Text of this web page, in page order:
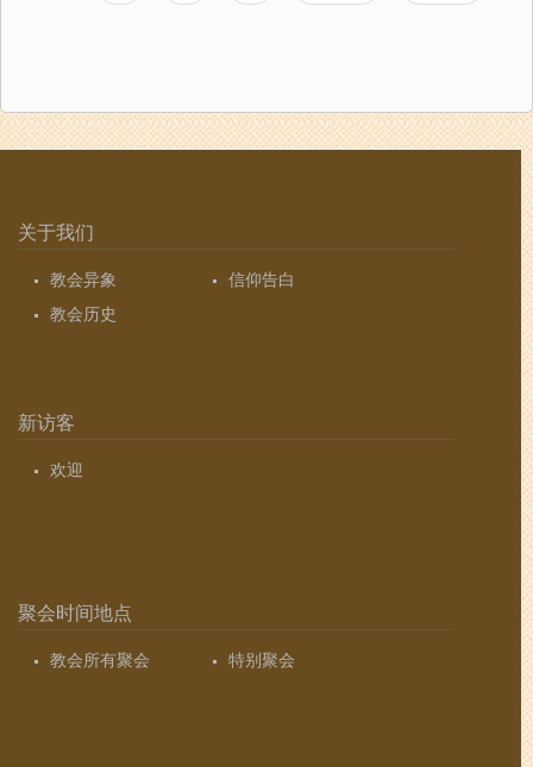
前
面
面
一
页
关于我们
教会异象
信仰告白
教会历史
新访客
欢迎
聚会时间地点
教会所有聚会 特别聚会